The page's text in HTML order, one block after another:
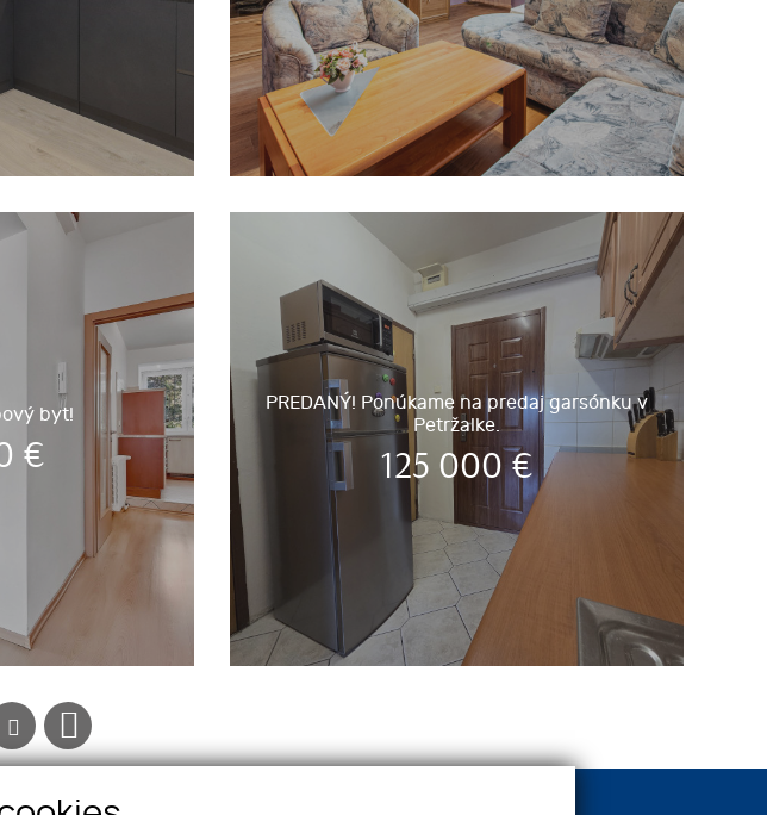
byt!
€
PREDANÝ! Ponúkame na predaj garsónku v
Petržalke.
125 000€